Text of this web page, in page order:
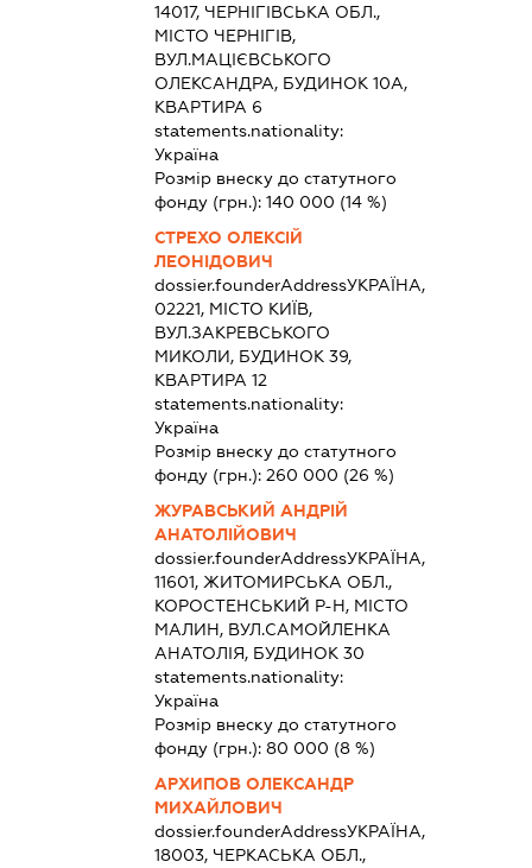
14017, ЧЕРНІГІВСЬКА ОБЛ.,
МІСТО ЧЕРНІГІВ,
ВУЛ.МАЦІЄВСЬКОГО
ОЛЕКСАНДРА, БУДИНОК 10А,
КВАРТИРА 6
statements.nationality:
Україна
Розмір внеску до статутного
фонду (грн.):140 000 (14 %)
СТРЕХО ОЛЕКСІЙ
ЛЕОНІДОВИЧ
dossier.founderAddressУКРАЇНА,
02221, МІСТО КИЇВ,
ВУЛ.ЗАКРЕВСЬКОГО
МИКОЛИ, БУДИНОК 39,
КВАРТИРА 12
statements.nationality:
Україна
Розмір внеску до статутного
фонду (грн.):260 000 (26 %)
ЖУРАВСЬКИЙ АНДРІЙ
АНАТОЛІЙОВИЧ
dossier.founderAddressУКРАЇНА,
11601, ЖИТОМИРСЬКА ОБЛ.,
КОРОСТЕНСЬКИЙ Р-Н, МІСТО
МАЛИН, ВУЛ.САМОЙЛЕНКА
АНАТОЛІЯ, БУДИНОК 30
statements.nationality:
Україна
Розмір внеску до статутного
фонду (грн.):80 000 (8 %)
АРХИПОВ ОЛЕКСАНДР
МИХАЙЛОВИЧ
dossier.founderAddressУКРАЇНА,
18003, ЧЕРКАСЬКА ОБЛ.,